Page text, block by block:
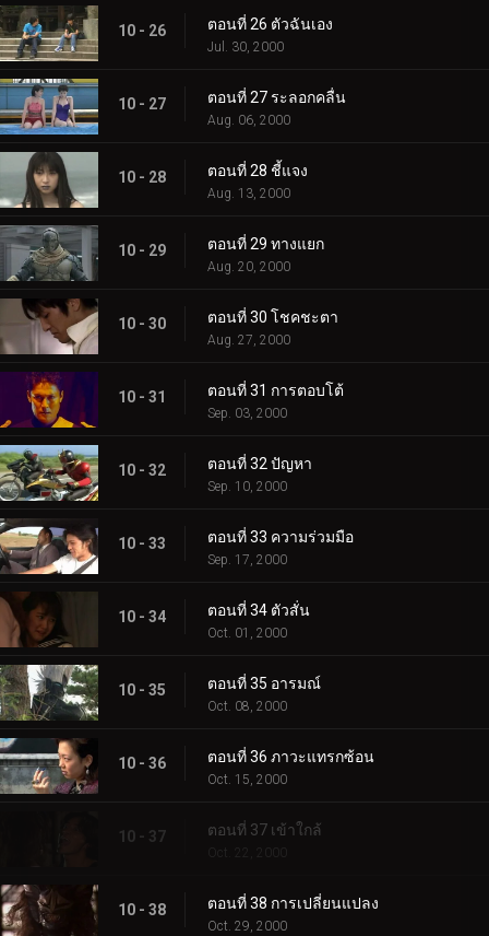
10 - 26 ตอนที่ 26 ตัวฉันเอง
Jul. 30, 2000
10 - 27 ตอนที่ 27 ระลอกคลื่น
Aug. 06, 2000
10 - 28 ตอนที่ 28 ชี้แจง
Aug. 13, 2000
10 - 29 ตอนที่ 29 ทางแยก
Aug. 20, 2000
10 - 30 ตอนที่ 30 โชคชะตา
Aug. 27, 2000
10 - 31 ตอนที่ 31 การตอบโต้
Sep. 03, 2000
10 - 32 ตอนที่ 32 ปัญหา
Sep. 10, 2000
10 - 33 ตอนที่ 33 ความร่วมมือ
Sep. 17, 2000
10 - 34 ตอนที่ 34 ตัวสั่น
Oct. 01, 2000
10 - 35 ตอนที่ 35 อารมณ์
Oct. 08, 2000
10 - 36 ตอนที่ 36 ภาวะแทรกซ้อน
Oct. 15, 2000
10 - 37 ตอนที่ 37 เข้าใกล้
10 - 38 ตอนที่ 38 การเปลี่ยนแปลง
Oct. 29, 2000